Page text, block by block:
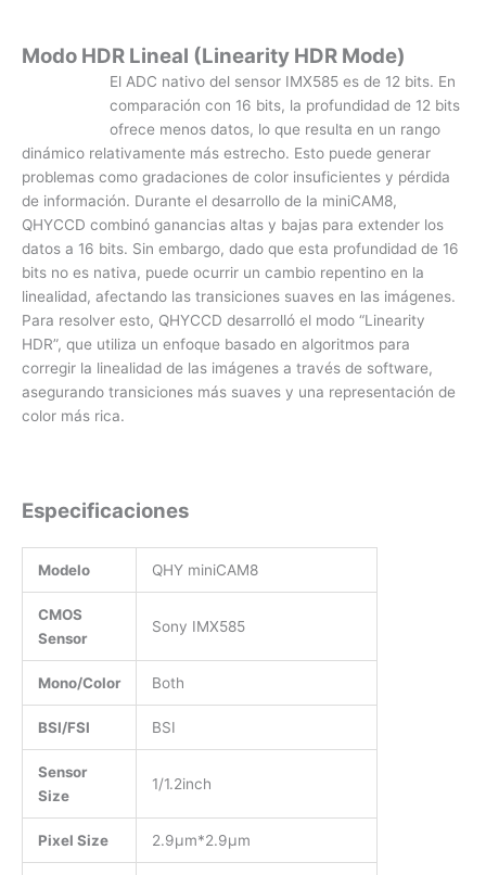
Modo HDR Lineal (Linearity HDR Mode)
El ADC nativo del sensor IMX585 es de 12 bits. En
comparación con 16 bits, la profundidad de 12 bits
ofrece menos datos, lo que resulta en un rango
dinámico relativamente más estrecho. Esto puede generar
problemas como gradaciones de color insuficientes y pérdida
de información. Durante el desarrollo de la miniCAM8,
QHYCCD combinó ganancias altas y bajas para extender los
datos a 16 bits. Sin embargo, dado que esta profundidad de 16
bits no es nativa, puede ocurrir un cambio repentino en la
linealidad, afectando las transiciones suaves en las imágenes.
Para resolver esto, QHYCCD desarrolló el modo “Linearity
HDR”, que utiliza un enfoque basado en algoritmos para
corregir la linealidad de las imágenes a través de software,
asegurando transiciones más suaves y una representación de
color más rica.
Especificaciones
Modelo QHY miniCAM8
CMOS
Sensor
Sony IMX585
Mono/Color Both
BSI/FSI BSI
Sensor
Size
1/1.2inch
Pixel Size 2.9μm*2.9μm